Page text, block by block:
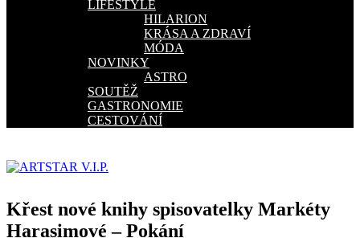
LIFESTYLE
HILARION
KRÁSA A ZDRAVÍ
MÓDA
NOVINKY
ASTRO
SOUTĚŽ
GASTRONOMIE
CESTOVÁNÍ
Křest nové knihy spisovatelky Markéty
Harasimové – Pokání